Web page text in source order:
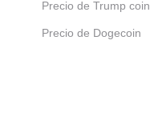
Precio de Trump coin
Precio de Dogecoin